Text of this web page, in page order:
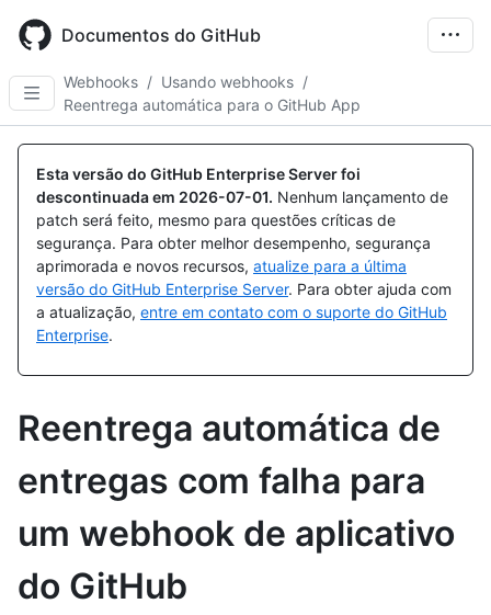
main
content
Documentos do GitHub
Webhooks / Usando webhooks /
Reentrega automática para o GitHub App
Esta versão do GitHub Enterprise Server foi
descontinuada em 2026-07-01. Nenhum lançamento de
patch será feito, mesmo para questões críticas de
segurança. Para obter melhor desempenho, segurança
aprimorada e novos recursos, atualize para a última
versão do GitHub Enterprise Server. Para obter ajuda com
a atualização, entre em contato com o suporte do GitHub
Enterprise.
Reentrega automática de
entregas com falha para
um webhook de aplicativo
do GitHub